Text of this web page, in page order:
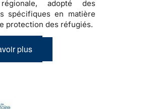
adopté des
spécifiques en matière
protection des réfugiés.
plus